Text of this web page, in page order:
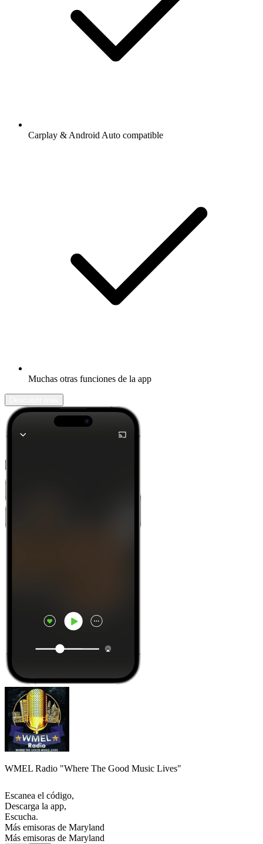
Carplay & Android Auto compatible
Muchas otras funciones de la app
WMEL Radio "Where The Good Music Lives"
Escanea el código,
Descarga la app,
Escucha.
Más emisoras de Maryland
Más emisoras de Maryland